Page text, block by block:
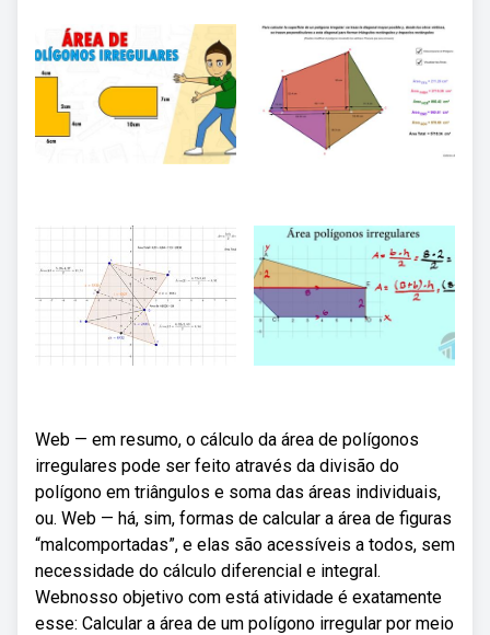
Web — em resumo, o cálculo da área de polígonos
irregulares pode ser feito através da divisão do
polígono em triângulos e soma das áreas individuais,
ou. Web — há, sim, formas de calcular a área de figuras
“malcomportadas”, e elas são acessíveis a todos, sem
necessidade do cálculo diferencial e integral.
Webnosso objetivo com está atividade é exatamente
esse: Calcular a área de um polígono irregular por meio